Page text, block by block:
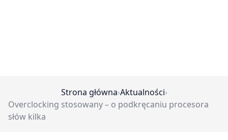
Strona główna›Aktualności›
Overclocking stosowany – o podkręcaniu procesora
słów kilka